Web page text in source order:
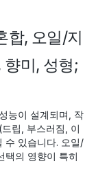
합, 오일/지
향미, 성형;
능이 설계되며, 작
립, 부스러짐, 이
수 있습니다. 오일/
택의 영향이 특히